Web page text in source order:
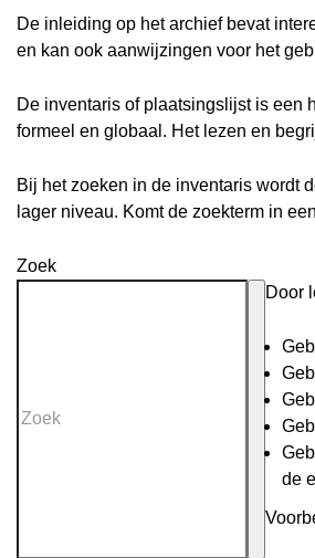
De inleiding op het archief bevat
en kan ook aanwijzingen voor het
De inventaris of plaatsingslijst is een
formeel en globaal. Het lezen en
Bij het zoeken in de inventaris wordt
lager niveau. Komt de zoekterm in
Zoek
Door
de